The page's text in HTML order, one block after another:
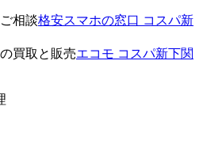
相談格安スマホの窓口 コスパ新
買取と販売エコモ コスパ新下関